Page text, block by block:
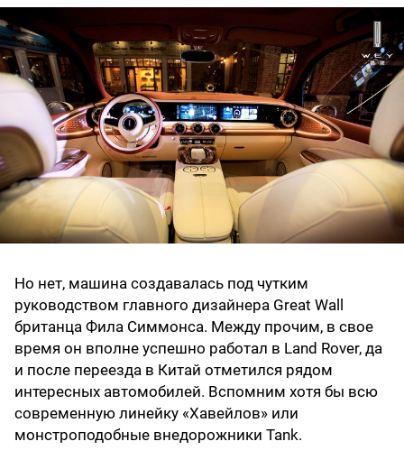
Но нет, машина создавалась под чутким
руководством главного дизайнера Great Wall
британца Фила Симмонса. Между прочим, в свое
время он вполне успешно работал в Land Rover, да
и после переезда в Китай отметился рядом
интересных автомобилей. Вспомним хотя бы всю
современную линейку «Хавейлов» или
монстроподобные внедорожники Tank.